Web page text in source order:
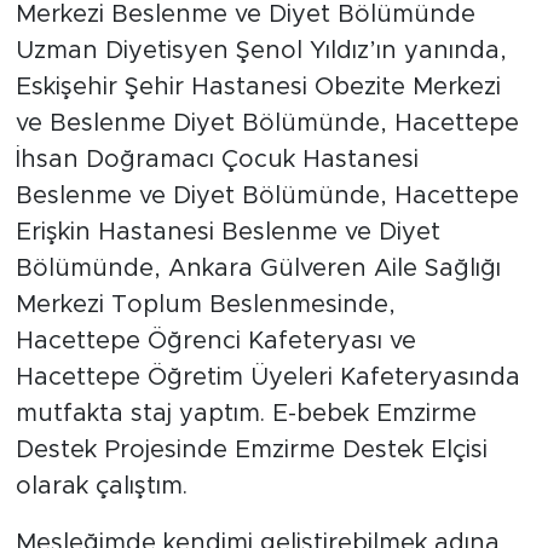
Merkezi Beslenme ve Diyet Bölümünde
Uzman Diyetisyen Şenol Yıldız’ın yanında,
Eskişehir Şehir Hastanesi Obezite Merkezi
ve Beslenme Diyet Bölümünde, Hacettepe
İhsan Doğramacı Çocuk Hastanesi
Beslenme ve Diyet Bölümünde, Hacettepe
Erişkin Hastanesi Beslenme ve Diyet
Bölümünde, Ankara Gülveren Aile Sağlığı
Merkezi Toplum Beslenmesinde,
Hacettepe Öğrenci Kafeteryası ve
Hacettepe Öğretim Üyeleri Kafeteryasında
mutfakta staj yaptım. E-bebek Emzirme
Destek Projesinde Emzirme Destek Elçisi
olarak çalıştım.
Mesleğimde kendimi geliştirebilmek adına